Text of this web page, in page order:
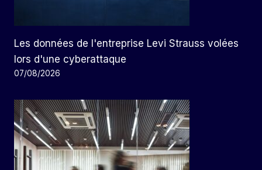
Les données de l'entreprise Levi Strauss volées
lors d'une cyberattaque
07/08/2026